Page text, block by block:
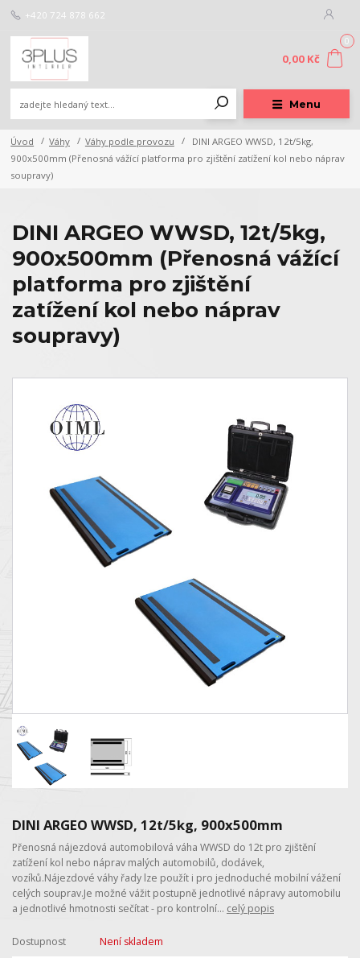
Menu
+420 724 878 662
0
0,00 Kč
Úvod Váhy Váhy podle provozu
DINI ARGEO WWSD, 12t/5kg,
900x500mm (Přenosná vážící platforma pro zjištění zatížení kol nebo náprav
soupravy)
DINI ARGEO WWSD, 12t/5kg,
900x500mm (Přenosná vážící
platforma pro zjištění
zatížení kol nebo náprav
soupravy)
DINI ARGEO WWSD, 12t/5kg, 900x500mm
Přenosná nájezdová automobilová váha WWSD do 12t pro zjištění
zatížení kol nebo náprav malých automobilů, dodávek,
vozíků.Nájezdové váhy řady lze použít i pro jednoduché mobilní vážení
celých souprav.Je možné vážit postupně jednotlivé nápravy automobilu
a jednotlivé hmotnosti sečítat - pro kontrolní... celý popis
Dostupnost Není skladem